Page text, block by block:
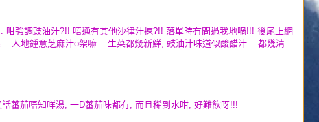
咁強調豉油汁?!! 唔通有其他沙律汁揀?!! 落單時冇問過我地喎!!! 後尾上網
人地鍾意芝麻汁o架嘛... 生菜都幾新鮮, 豉油汁味道似酸醋汁... 都幾清
蕃茄唔知咩湯, 一D蕃茄味都冇, 而且稀到水咁, 好難飲呀!!!